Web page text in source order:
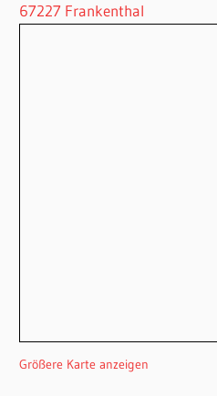
67227 Frankenthal
Größere Karte anzeigen